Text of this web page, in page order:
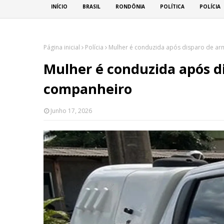
INÍCIO BRASIL RONDÔNIA POLÍTICA POLÍCIA
Página inicial Polícia Mulher é conduzida após disparo de
Mulher é conduzida após
companheiro
Junho 17, 2026